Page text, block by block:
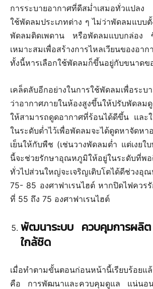
การระบายอากาศที่ดีสม่ำเสมอทั่วแปล
ใช้พัดลมประเภทต่าง ๆ ไม่ว่าพัดลมแบบ
พัดลมติดเพดาน หรือพัดลมแบบกล่อง ซึ่
เหมาะสมเพื่อสร้างการไหลเวียนของอา
ทั้งนี้หารเลือกใช้พัดลมก็ขึ้นอยู่กับขนาดข
เคล็ดลับอีกอย่างในการใช้พัดลมเพื่อระ
ว่าอากาศภายในห้องสูงขึ้นให้ปรับพัดลม
ให้สามารถดูดอากาศที่ร้อนได้ดีขึ้น และ
ในระดับต่ำไว้เพื่อพัดลมจะได้ดูดหาจัดห
เย็นให้กับพืช (เช่นวางพัดลมต่ำ แต่เงยใ
นี้จะช่วยรักษาอุณหภูมิให้อยู่ในระดับที่พ
ทั่วไปส่วนใหญ่จะเจริญเติบโตได้ดีช่วงอุ
75- 85 องศาฟาเรนไฮต์ หากปิดไฟคว
ที่ 55 ถึง 75 องศาฟาเรนไฮต์
พัฒนาระบบ ควบคุมการผลิ
ใกล้ชิด
เมื่อทำตามขั้นตอนก่อนหน้านี้เรียบร้อย
คือ การพัฒนาและควบคุมดูแล แน่นอนว่